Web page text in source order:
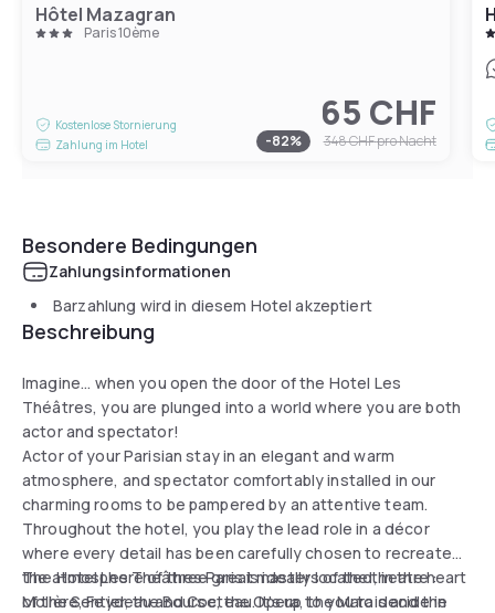
Hôtel Mazagran
Paris 10ème
Kostenlose Stornierung
Zahlung im Hotel
65 CHF
-82% 348 CHFpro Nacht
Besondere Bedingungen
Zahlungsinformationen
Barzahlung wird in diesem Hotel akzeptiert
Beschreibung
Imagine... when you open the door of the Hotel Les
Théâtres, you are plunged into a world where you are both
actor and spectator!
Actor of your Parisian stay in an elegant and warm
atmosphere, and spectator comfortably installed in our
charming rooms to be pampered by an attentive team.
Throughout the hotel, you play the lead role in a décor
where every detail has been carefully chosen to recreate
the atmosphere of three great masters of the theatre :
Molière, Feydeau and Cocteau. It's up to you to decide in
The Hotel Les Théâtres Paris is ideally located, in the heart
of the Sentier, the Bourse, the Opera, the Marais and the